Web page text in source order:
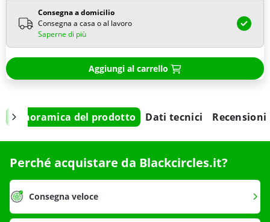
Consegna a domicilio
Consegna a casa o al lavoro
Saperne di più
Aggiungi al carrello
Panoramica del prodotto Dati tecnici Recensioni
Perché acquistare da Blackcircles.it?
Consegna veloce